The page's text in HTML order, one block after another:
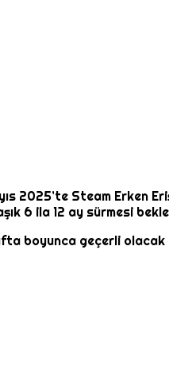
2025’te Steam Erken
6 ila 12 ay sürmesi
boyunca geçerli olacak